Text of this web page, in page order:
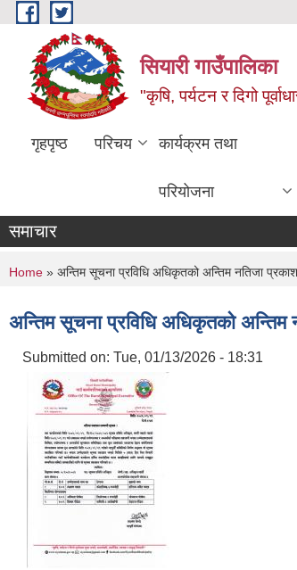
Skip to main content
सियारी गाउँपालिका
"कृषि, पर्यटन र दिगो
गृहपृष्ठ परिचय कार्यक्रम तथा
परियोजना
समाचार
You are here
Home » अन्तिम सूचना प्रविधि अधिकृतको अन्तिम नतिजा
अन्तिम सूचना प्रविधि अधिकृतको
Submitted on: Tue, 01/13/2026 - 18:31